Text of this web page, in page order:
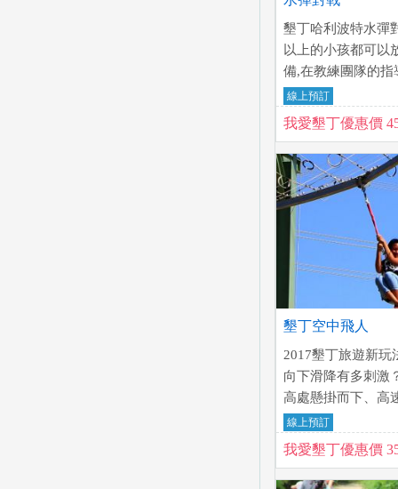
墾丁哈利波特水彈
以上的小孩都可以
備,在教練團隊的
藏狙擊或正面對戰
的活動
線上預訂
我愛墾丁優惠價
墾丁空中飛人
2017墾丁旅遊新玩
向下滑降有多刺激
高處懸掛而下、高
計的高低落差軌道
你不能錯過喔，絕
線上預訂
我愛墾丁優惠價